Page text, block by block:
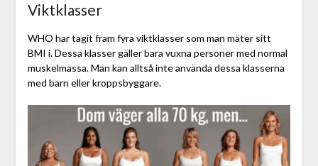
Viktklasser
WHO har tagit fram fyra viktklasser som man mäter sitt
BMI i. Dessa klasser gäller bara vuxna personer med normal
muskelmassa. Man kan alltså inte använda dessa klasserna
med barn eller kroppsbyggare.